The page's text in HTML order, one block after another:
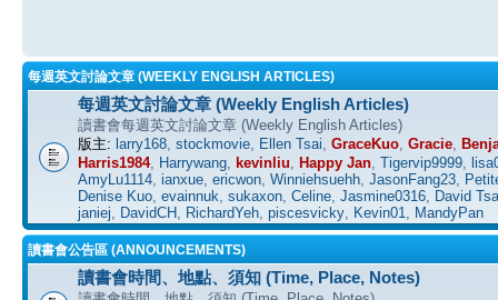
每週英文討論文章 (WEEKLY ENGLISH ARTICLES)
每週英文討論文章 (Weekly English Articles)
讀書會每週英文討論文章 (Weekly English Articles)
版主: larry168 stockmovie Ellen Tsai GraceKuo Gracie
Harris1984, Harrywang kevinliu Happy Jan Tigervip9999
AmyLu1114 ianxue ericwon Winniehsuehh JasonFang23
Denise Kuo evainnuk sukaxon Celine Jasmine0316 David
janiej
DavidCH RichardYeh piscesvicky Kevin01 MandyPan
讀書會公告區 (ANNOUNCEMENTS)
讀書會時間、地點、須知 (Time, Place, Notes)